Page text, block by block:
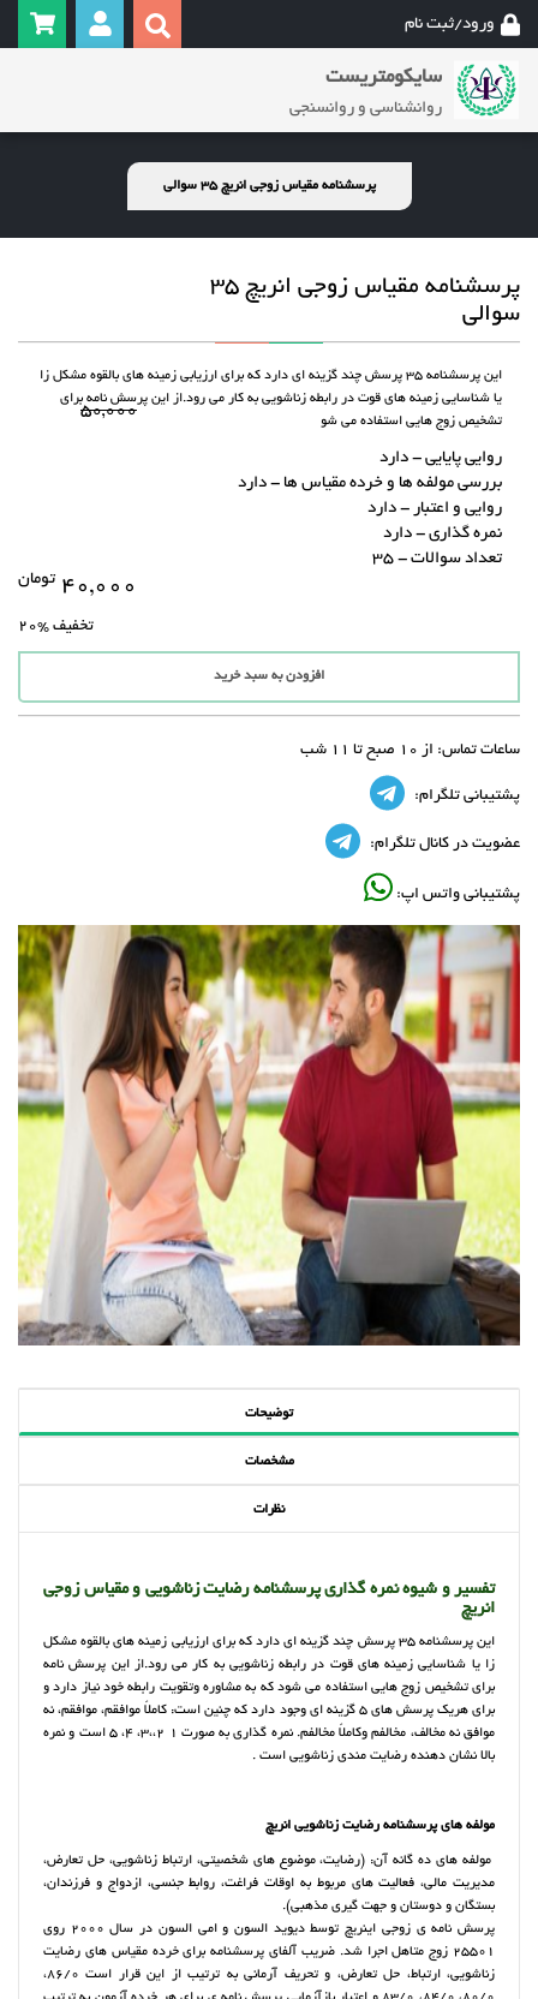
ورود/ثبت نام
سایکومتریست
روانشناسی و روانسنجی
پرسشنامه مقیاس زوجی انریچ 35 سوالی
پرسشنامه مقیاس زوجی انریچ 35
سوالی
این پرسشنامه 35 پرسش چند گزینه ای دارد که برای ارزیابی زمینه های بالقوه مشکل زا
یا شناسایی زمینه های قوت در رابطه زناشویی به کار می رود.از این پرسش نامه برای
تشخیص زوج هایی استفاده می شو
روایی پایایی - دارد
بررسی مولفه ها و خرده مقیاس ها - دارد
روایی و اعتبار - دارد
نمره گذاری - دارد
تعداد سوالات - 35
۵۰,۰۰۰
۴۰,۰۰۰ تومان
تخفیف %20
افزودن به سبد خرید
ساعات تماس: از 10 صبح تا 11 شب
پشتیبانی تلگرام:
عضویت در کانال تلگرام:
پشتیبانی واتس اپ:
توضیحات
مشخصات
نظرات
تفسیر و شیوه نمره گذاری پرسشنامه رضایت زناشویی و مقیاس زوجی
انریچ
این پرسشنامه 35 پرسش چند گزینه ای دارد که برای ارزیابی زمینه های بالقوه مشکل
زا یا شناسایی زمینه های قوت در رابطه زناشویی به کار می رود.از این پرسش نامه
برای تشخیص زوج هایی استفاده می شود که به مشاوره وتقویت رابطه خود نیاز دارد و
برای هریک پرسش های 5 گزینه ای وجود دارد که چنین است: کاملاً موافقم، موافقم، نه
موافق نه مخالف، مخالفم وکاملاً مخالفم. نمره گذاری به صورت 1 2،،3، 4، 5 است و نمره
بالا نشان دهنده رضایت مندی زناشویی است .
مولفه های پرسشنامه رضایت زناشویی انریچ
مولفه های ده گانه آن: (رضایت، موضوع های شخصیتی، ارتباط زناشویی، حل تعارض،
مدیریت مالی، فعالیت های مربوط به اوقات فراغت، روابط جنسی، ازدواج و فرزندان،
بستگان و دوستان و جهت گیری مذهبی).
پرسش نامه ی زوجی اینریچ توسط دیوید السون و امی السون در سال 2000 روی
25501 زوج متاهل اجرا شد. ضریب آلفای پرسشنامه برای خرده مقیاس های رضایت
زناشویی، ارتباط، حل تعارض، و تحریف آرمانی به ترتیب از این قرار است 86/0،